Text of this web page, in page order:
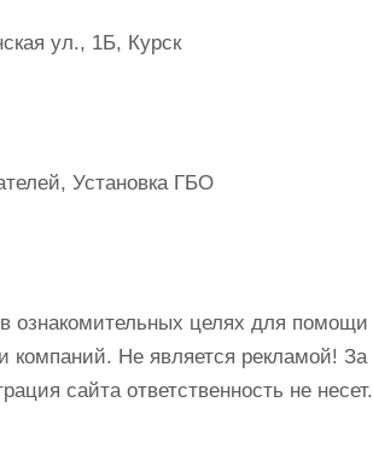
ул., 1Б, Курск
Установка ГБО
ознакомительных целях для помощи
компаний. Не является рекламой! За
сайта ответственность не несет.